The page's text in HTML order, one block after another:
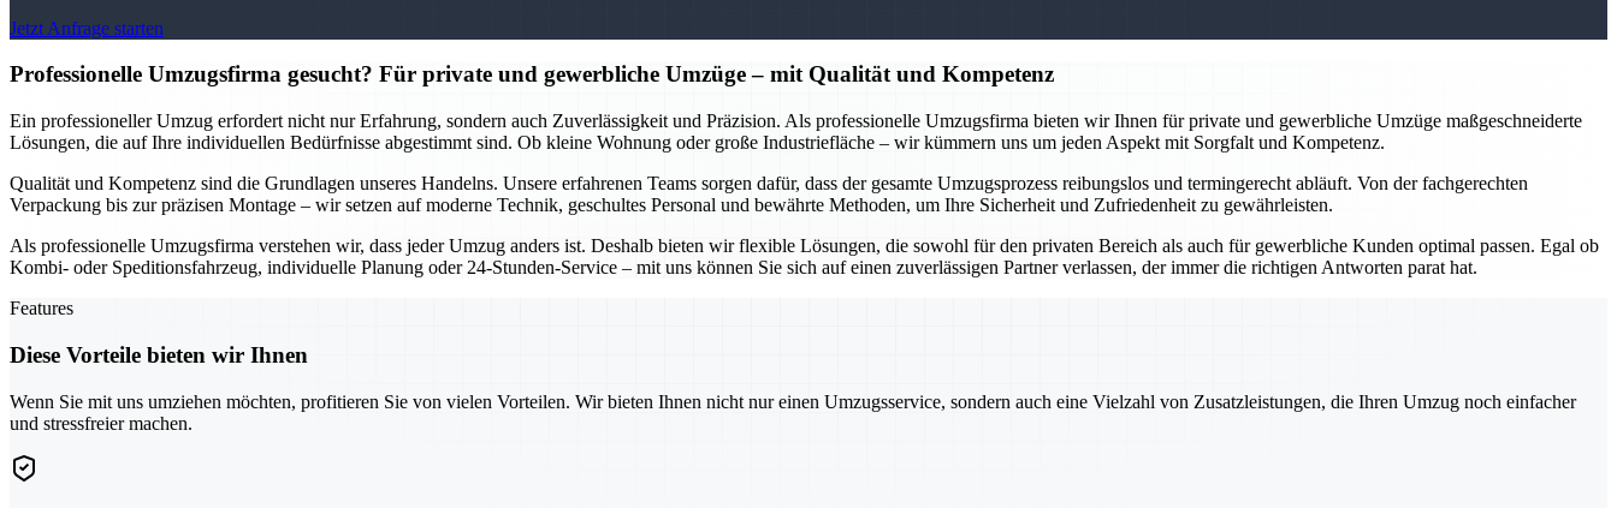
Jetzt Anfrage starten
Professionelle Umzugsfirma gesucht? Für private und gewerbliche Umzüge – mit Qualität und Kompetenz
Ein professioneller Umzug erfordert nicht nur Erfahrung, sondern auch Zuverlässigkeit und Präzision. Als professionelle Umzugsfirma bieten wir Ihnen für private und gewerbliche Umzüge maßgeschneiderte
Lösungen, die auf Ihre individuellen Bedürfnisse abgestimmt sind. Ob kleine Wohnung oder große Industriefläche – wir kümmern uns um jeden Aspekt mit Sorgfalt und Kompetenz.
Qualität und Kompetenz sind die Grundlagen unseres Handelns. Unsere erfahrenen Teams sorgen dafür, dass der gesamte Umzugsprozess reibungslos und termingerecht abläuft. Von der fachgerechten
Verpackung bis zur präzisen Montage – wir setzen auf moderne Technik, geschultes Personal und bewährte Methoden, um Ihre Sicherheit und Zufriedenheit zu gewährleisten.
Als professionelle Umzugsfirma verstehen wir, dass jeder Umzug anders ist. Deshalb bieten wir flexible Lösungen, die sowohl für den privaten Bereich als auch für gewerbliche Kunden optimal passen. Egal ob
Kombi- oder Speditionsfahrzeug, individuelle Planung oder 24-Stunden-Service – mit uns können Sie sich auf einen zuverlässigen Partner verlassen, der immer die richtigen Antworten parat hat.
Features
Diese Vorteile bieten wir Ihnen
Wenn Sie mit uns umziehen möchten, profitieren Sie von vielen Vorteilen. Wir bieten Ihnen nicht nur einen Umzugsservice, sondern auch eine Vielzahl von Zusatzleistungen, die Ihren Umzug noch einfacher
und stressfreier machen.